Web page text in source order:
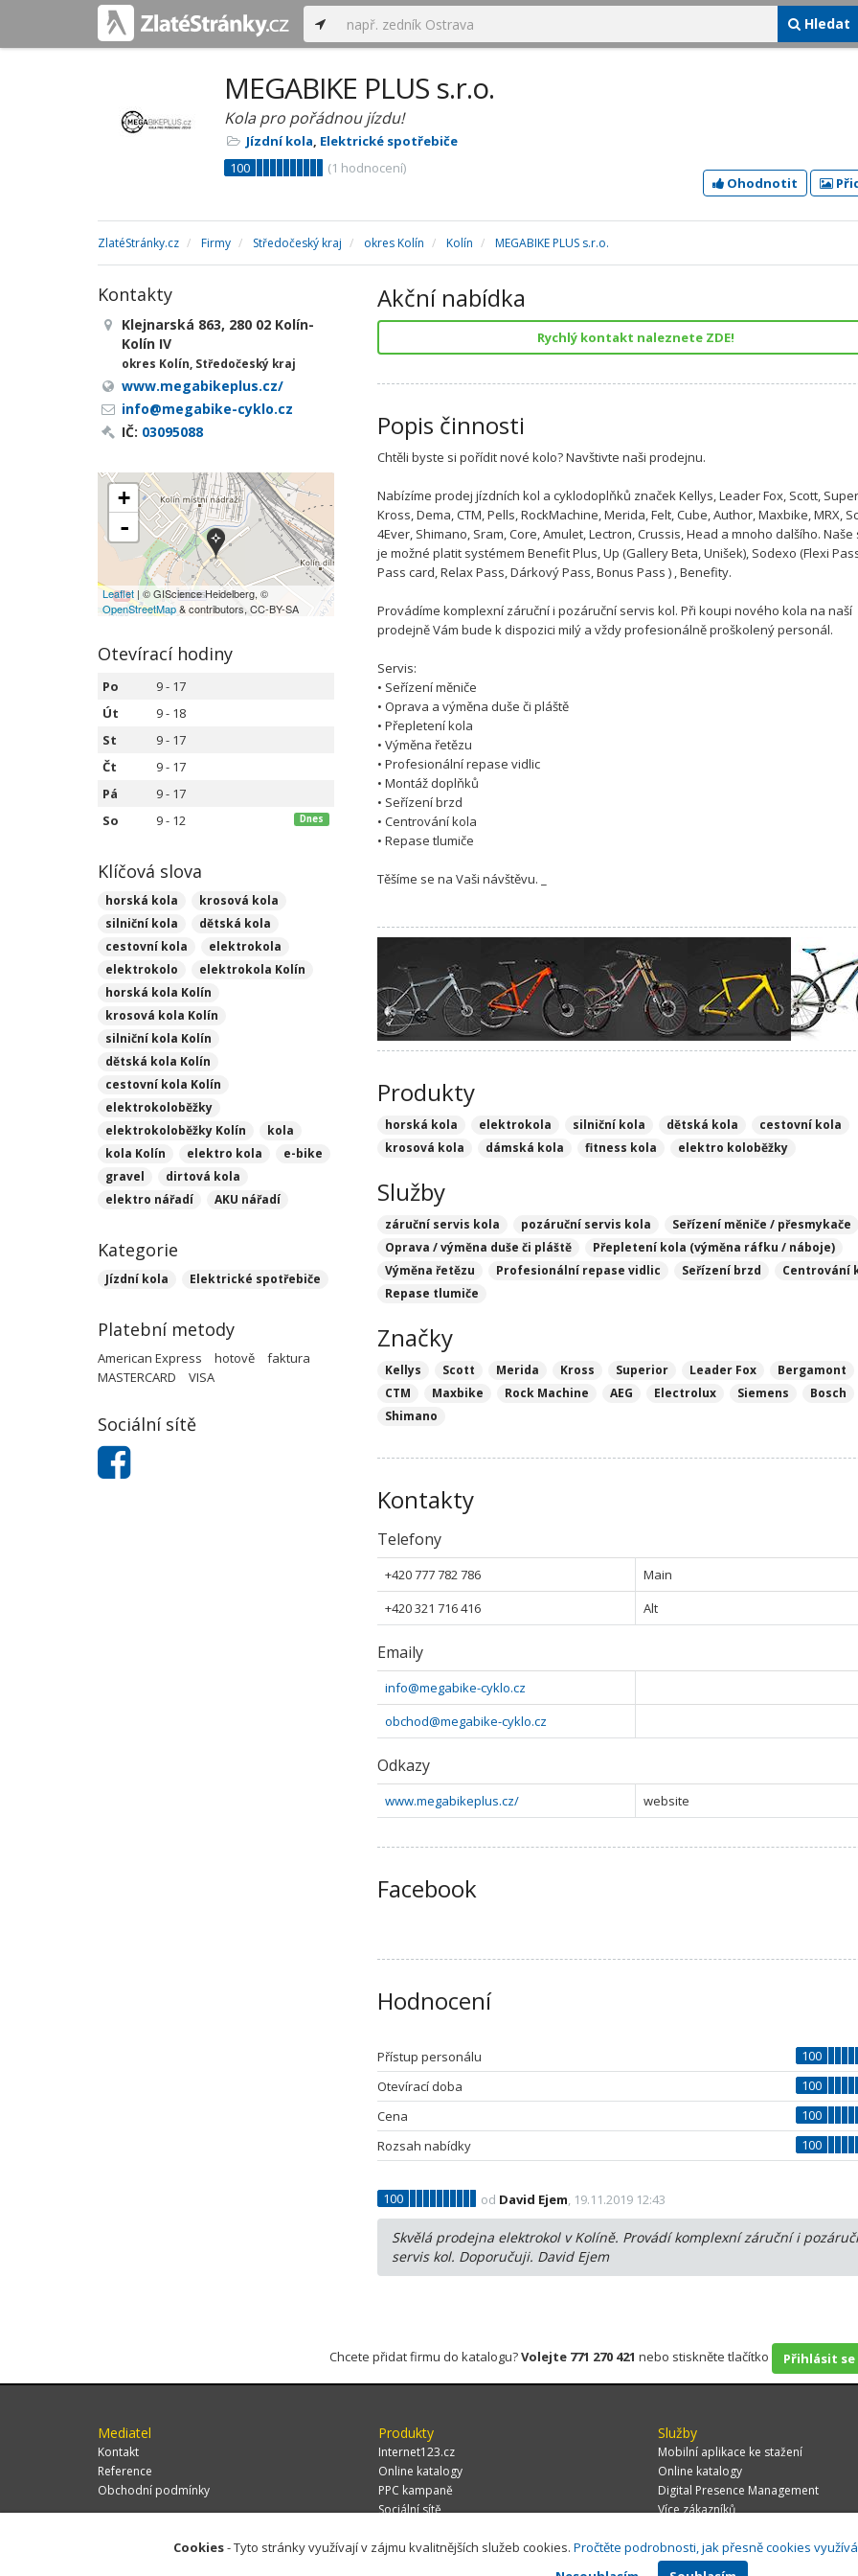
Hledat
MEGABIKE PLUS s.r.o.
Kola pro pořádnou jízdu!
Jízdní kola, Elektrické spotřebiče
100
(1 hodnocení)
Ohodnotit
ZlatéStránky.cz Firmy Středočeský kraj okres Kolín Kolín MEGABIKE PLUS s.r.o.
Akční nabídka
Rychlý kontakt naleznete ZDE!
Popis činnosti
Chtěli byste si pořídit nové kolo? Navštivte naši prodejnu.
Nabízíme prodej jízdních kol a cyklodoplňků značek Kellys, Leader Fox, Scott,
Kross, Dema, CTM, Pells, RockMachine, Merida, Felt, Cube, Author, Maxbike, MRX,
4Ever, Shimano, Sram, Core, Amulet, Lectron, Crussis, Head a mnoho dalšího. Naše
je možné platit systémem Benefit Plus, Up (Gallery Beta, Unišek), Sodexo (Flexi
Pass card, Relax Pass, Dárkový Pass, Bonus Pass ) , Benefity.
Provádíme komplexní záruční i pozáruční servis kol. Při koupi nového kola na naší
prodejně Vám bude k dispozici milý a vždy profesionálně proškolený personál.
Servis:
• Seřízení měniče
• Oprava a výměna duše či pláště
• Přepletení kola
• Výměna řetězu
• Profesionální repase vidlic
• Montáž doplňků
• Seřízení brzd
• Centrování kola
• Repase tlumiče
Těšíme se na Vaši návštěvu. _
Produkty
horská kola elektrokola silniční kola dětská kola
cestovní kola
krosová kola
dámská kola fitness kola elektro koloběžky
Služby
záruční servis kola pozáruční servis kola
Seřízení měniče / přesmykače
Oprava / výměna duše či pláště
Přepletení kola (výměna ráfku / náboje)
Výměna řetězu
Profesionální repase vidlic Seřízení brzd
Centrování
Repase tlumiče
Značky
Kellys Scott Merida Kross Superior Leader Fox
Bergamont
CTM
Maxbike Rock Machine AEG Electrolux Siemens
Bosch
Shimano
Kontakty
Telefony
+420 777 782 786
Main
+420 321 716 416
Alt
Emaily
info@megabike-cyklo.cz
obchod@megabike-cyklo.cz
Odkazy
www.megabikeplus.cz/ website
Facebook
Hodnocení
Přístup personálu
100
Otevírací doba
100
Cena
100
Rozsah nabídky
100
100 od David Ejem, 19.11.2019 12:43
Skvělá prodejna elektrokol v Kolíně. Provádí komplexní záruční i
servis kol. Doporučuji. David Ejem
Kontakty
Klejnarská 863, 280 02 Kolín-
Kolín IV
okres Kolín, Středočeský kraj
www.megabikeplus.cz/
info@megabike-cyklo.cz
IČ: 03095088
+
-
Leaflet | © GIScience Heidelberg, ©
OpenStreetMap& contributors, CC-BY-SA
Otevírací hodiny
Po
9 - 17
Út
9 - 18
St
9 - 17
Čt
9 - 17
Pá
9 - 17
So
9 - 12 Dnes
Klíčová slova
horská kola
krosová kola
silniční kola
dětská kola
cestovní kola
elektrokola
elektrokolo
elektrokola Kolín
horská kola Kolín
krosová kola Kolín
silniční kola Kolín
dětská kola Kolín
cestovní kola Kolín
elektrokoloběžky
elektrokoloběžky Kolín
kola
kola Kolín
elektro kola
e-bike
gravel
dirtová kola
elektro nářadí
AKU nářadí
Kategorie
Jízdní kola Elektrické spotřebiče
Platební metody
American Express hotově
faktura
MASTERCARD
VISA
Sociální sítě
Chcete přidat firmu do katalogu?Volejte 771 270 421 nebo stiskněte tlačítko Přihlásit
Mediatel
Kontakt
Reference
Obchodní podmínky
Produkty
Internet123.cz
Online katalogy
PPC kampaně
Sociální sítě
Služby
Mobilní aplikace ke stažení
Online katalogy
Digital Presence Management
Více zákazníků
Cookies- Tyto stránky využívají v zájmu kvalitnějších služeb cookies. Pročtěte podrobnosti, jak přesně cookies